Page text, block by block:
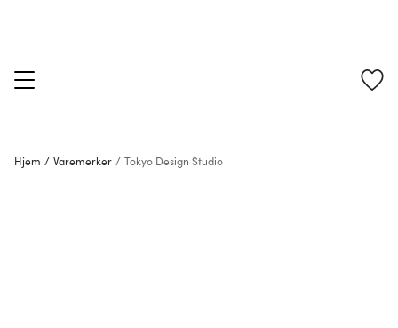
Hjem / Varemerker / Tokyo Design Studio